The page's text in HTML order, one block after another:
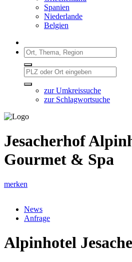
Spanien
Niederlande
Belgien
zur Umkreissuche
zur Schlagwortsuche
Jesacherhof
Gourmet & Spa
merken
News
Anfrage
Alpinhotel